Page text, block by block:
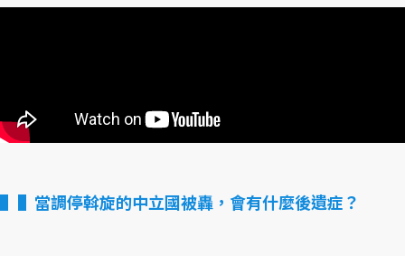
▌當調停斡旋的中立國被轟，會有什麼後遺症？